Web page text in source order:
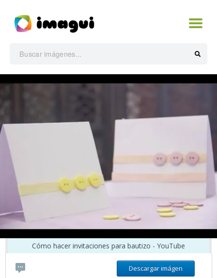
Cómo hacer invitaciones para bautizo - YouTube
Descargar imágen